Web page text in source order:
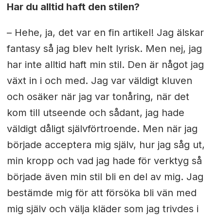
Har du alltid haft den stilen?
– Hehe, ja, det var en fin artikel! Jag älskar
fantasy så jag blev helt lyrisk. Men nej, jag
har inte alltid haft min stil. Den är något jag
växt in i och med. Jag var väldigt kluven
och osäker när jag var tonåring, när det
kom till utseende och sådant, jag hade
väldigt dåligt självförtroende. Men när jag
började acceptera mig själv, hur jag såg ut,
min kropp och vad jag hade för verktyg så
började även min stil bli en del av mig. Jag
bestämde mig för att försöka bli vän med
mig själv och välja kläder som jag trivdes i